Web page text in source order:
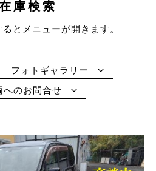
庫検索
とメニューが開きます。
フォトギャラリー
へのお問合せ